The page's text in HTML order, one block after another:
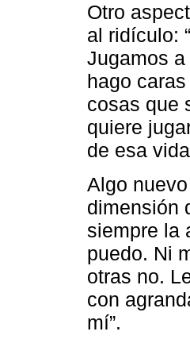
Otro
al ridículo:
Jugamos
hago
cosas que
quiere
de esa
Algo
dimensión
siempre la
puedo. Ni
otras no.
con
mí”.